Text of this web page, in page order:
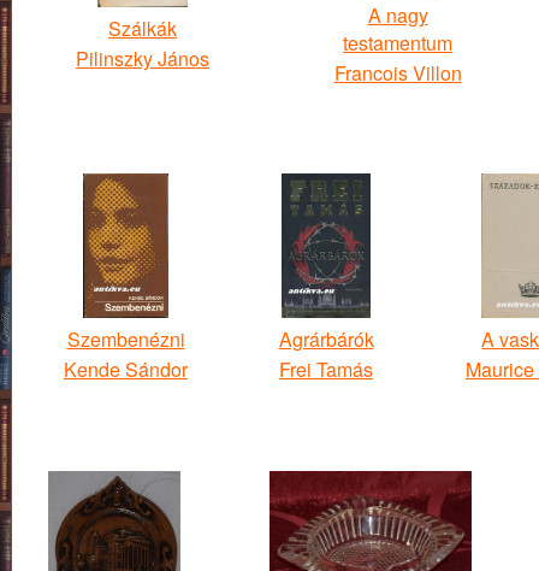
Szálkák
Pilinszky János
A nagy
testamentum
Francois Villon
Szembenézni
Kende Sándor
Agrárbárók
Frei Tamás
A